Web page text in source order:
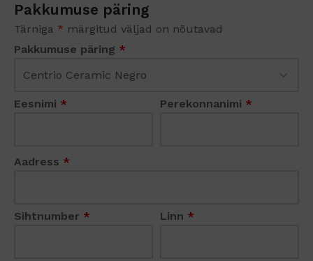
Pakkumuse päring
Tärniga * märgitud väljad on nõutavad
Pakkumuse päring *
Eesnimi * Perekonnanimi *
Aadress *
Sihtnumber * Linn *